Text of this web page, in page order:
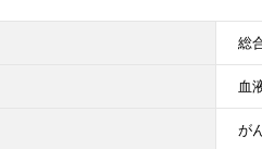
総
血
が